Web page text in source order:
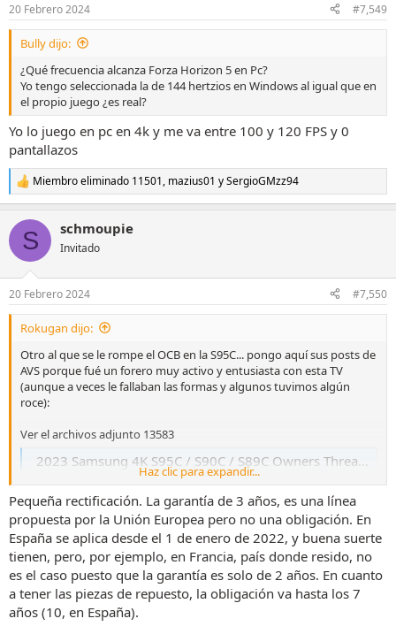
e
s
20 Febrero 2024 #7,549
Bully dijo:
¿Qué frecuencia alcanza Forza Horizon 5 en Pc?
Yo tengo seleccionada la de 144 hertzios en Windows al igual que en
el propio juego ¿es real?
Yo lo juego en pc en 4k y me va entre 100 y 120 FPS y 0
pantallazos
R
e
c
i
e
s
Miembro eliminado 11501, mazius01 ySergioGMzz94
S schmoupie
Invitado
20 Febrero 2024 #7,550
Rokugan dijo:
Otro al que se le rompe el OCB en la S95C... pongo aquí sus posts de
AVS porque fué un forero muy activo y entusiasta con esta TV
(aunque a veces le fallaban las formas y algunos tuvimos algún
roce):
Ver el archivos adjunto 13583
2023 Samsung 4K S95C / S90C / S89C Owners Thread (No...
www.avsforum.com
Ver el archivos adjunto 13584
2023 Samsung 4K S95C / S90C / S89C Owners Thread (No...
www.avsforum.com
En fin, visto lo visto, yo creo que no son casos aislados como dicen
Haz clic para expandir...
Pequeña rectificación. La garantía de 3 años, es una línea
propuesta por la Unión Europea pero no una obligación. En
España se aplica desde el 1 de enero de 2022, y buena suerte
tienen, pero, por ejemplo, en Francia, país donde resido, no
es el caso puesto que la garantía es solo de 2 años. En cuanto
a tener las piezas de repuesto, la obligación va hasta los 7
años (10, en España).